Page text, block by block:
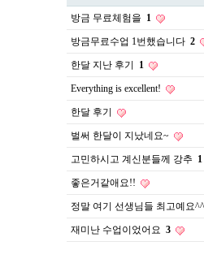
방금 무료체험을 1
방금무료수업 1번했습니다 2
한달 지난 후기 1
Everything is excellent!
한달 후기
벌써 한달이 지났네요~
고민하시고 계신분들께 강추 1
좋은거같애요!!
정말 여기 선생님들 최고예요
재미난 수업이었어요 3